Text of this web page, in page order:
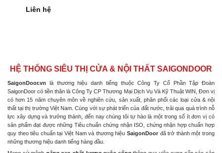
Liên hệ
HỆ THỐNG SIÊU THỊ CỬA & NỘI THẤT SAIGONDOOR
SaigonDoor.vn là thương hiệu danh tiếng thuộc Công Ty Cổ Phần Tập Đoàn
SaigonDoor có tiền thân là Công Ty CP Thương Mại Dịch Vụ Và Kỹ Thuật WIN, Đơn vị
có hơn 15 năm chuyên môn về nghiên cứu, sản xuất, phân phối các loại cửa & nội
thất tại thị trường Việt Nam. Cùng với sự phát triển của đất nước, trải qua quá trình nỗ
lực xây dựng và trưởng thành, đến nay chúng tôi tự hào là một trong số ít đơn vị có
sản phẩm đạt được những Tiêu chuẩn chứng nhận ISO, chứng nhận hợp chuẩn hợp
quy theo tiêu chuẩn tại Việt Nam và thương hiệu SaigonDoor đã trở thành một trong
những thương hiệu danh tiếng hàng đầu.